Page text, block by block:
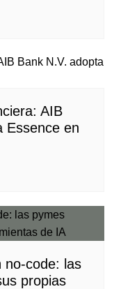
AIB
Essence en
no-code: las
propias